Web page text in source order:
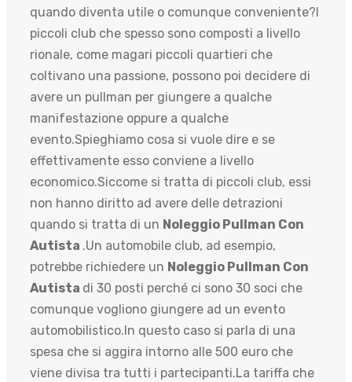
quando diventa utile o comunque conveniente?I
piccoli club che spesso sono composti a livello
rionale, come magari piccoli quartieri che
coltivano una passione, possono poi decidere di
avere un pullman per giungere a qualche
manifestazione oppure a qualche
evento.Spieghiamo cosa si vuole dire e se
effettivamente esso conviene a livello
economico.Siccome si tratta di piccoli club, essi
non hanno diritto ad avere delle detrazioni
quando si tratta di un Noleggio Pullman Con
Autista .Un automobile club, ad esempio,
potrebbe richiedere un Noleggio Pullman Con
Autista di 30 posti perché ci sono 30 soci che
comunque vogliono giungere ad un evento
automobilistico.In questo caso si parla di una
spesa che si aggira intorno alle 500 euro che
viene divisa tra tutti i partecipanti.La tariffa che